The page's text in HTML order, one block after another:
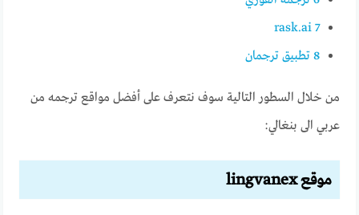
7
rask.ai
8 تطبيق ترجمان
من خلال السطور التالية سوف نتعرف على أفضل مواقع ترجمه من
عربي الى بنغالي:
موقع lingvanex